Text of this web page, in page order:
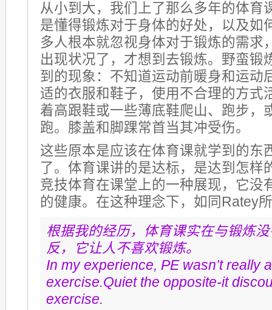
从小到大，我们上了那么多年的体育
是懂得锻炼对于身体的好处，以及如
多人根本就忽视身体对于锻炼的需求
出现状况了，才想到去锻炼。野蛮锻
到的现象：不知道运动前暖身和运动
适的衣服和鞋子，使用不合理的方式
着高跟鞋或一些薄底鞋爬山、跑步，
跑。膝盖和脚踝常首当其冲受伤。
这些原本是应该在体育课就学到的东
了。体育课讲的是达标，是达到怎样
竞技体育在课堂上的一种展现，它没
的健康。在这种理念下，如同Ratey
根据我的经历，体育课实在与锻炼
反，它让人不喜欢锻炼。
In my experience, PE wasn’t really
exercise.Quiet the opposite-it
exercise.